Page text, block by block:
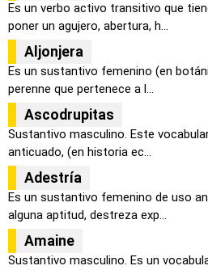
Es un verbo activo transitivo que
poner un agujero, abertura, h...
Aljonjera
Es un sustantivo femenino (en
perenne que pertenece a l...
Ascodrupitas
Sustantivo masculino. Este
anticuado, (en historia ec...
Adestría
Es un sustantivo femenino de uso
alguna aptitud, destreza exp...
Amaine
Sustantivo masculino. Es un